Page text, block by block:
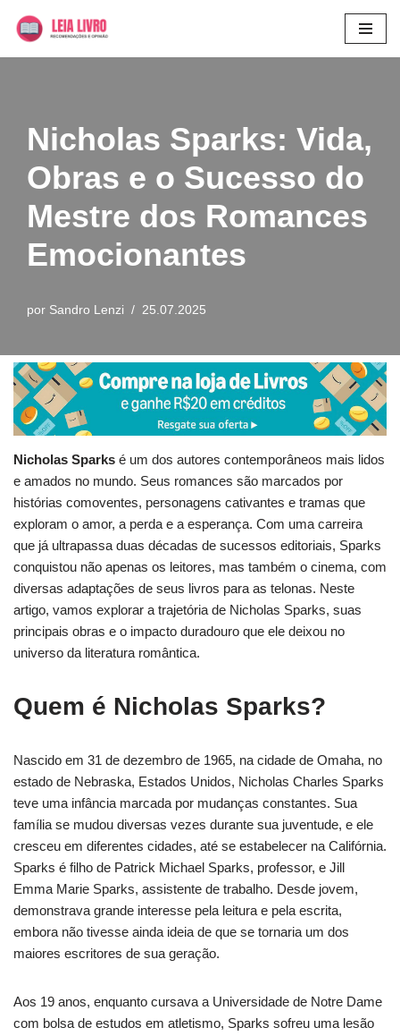
Nicholas Sparks: Vida,
Obras e o Sucesso do
Mestre dos Romances
Emocionantes
por Sandro Lenzi 25.07.2025
Nicholas Sparks é um dos autores contemporâneos mais lidos
e amados no mundo. Seus romances são marcados por
histórias comoventes, personagens cativantes e tramas que
exploram o amor, a perda e a esperança. Com uma carreira
que já ultrapassa duas décadas de sucessos editoriais, Sparks
conquistou não apenas os leitores, mas também o cinema, com
diversas adaptações de seus livros para as telonas. Neste
artigo, vamos explorar a trajetória de Nicholas Sparks, suas
principais obras e o impacto duradouro que ele deixou no
universo da literatura romântica.
Quem é Nicholas Sparks?
Nascido em 31 de dezembro de 1965, na cidade de Omaha, no
estado de Nebraska, Estados Unidos, Nicholas Charles Sparks
teve uma infância marcada por mudanças constantes. Sua
família se mudou diversas vezes durante sua juventude, e ele
cresceu em diferentes cidades, até se estabelecer na Califórnia.
Sparks é filho de Patrick Michael Sparks, professor, e Jill
Emma Marie Sparks, assistente de trabalho. Desde jovem,
demonstrava grande interesse pela leitura e pela escrita,
embora não tivesse ainda ideia de que se tornaria um dos
maiores escritores de sua geração.
Aos 19 anos, enquanto cursava a Universidade de Notre Dame
com bolsa de estudos em atletismo, Sparks sofreu uma lesão